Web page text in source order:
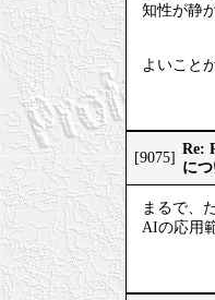
知性が静
よいこと
[9075]
Re:
に
まるで、
AIの応用